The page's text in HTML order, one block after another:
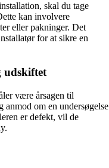
skal du tage
kan involvere
eller pakninger. Det
for at sikre en
udskiftet
være årsagen til
om en undersøgelse
er defekt, vil de